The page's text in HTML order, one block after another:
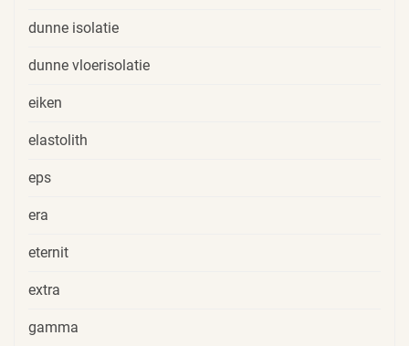
dunne isolatie
dunne vloerisolatie
eiken
elastolith
eps
era
eternit
extra
gamma